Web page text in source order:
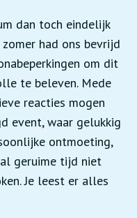
dan toch eindelijk
had ons bevrijd
om dit
te beleven. Mede
reacties mogen
event, waar gelukkig
ontmoeting,
geruime tijd niet
Je leest er alles